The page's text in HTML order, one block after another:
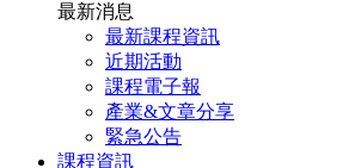
最新消息
最新課程資訊
近期活動
課程電子報
產業&文章分享
緊急公告
課程資訊